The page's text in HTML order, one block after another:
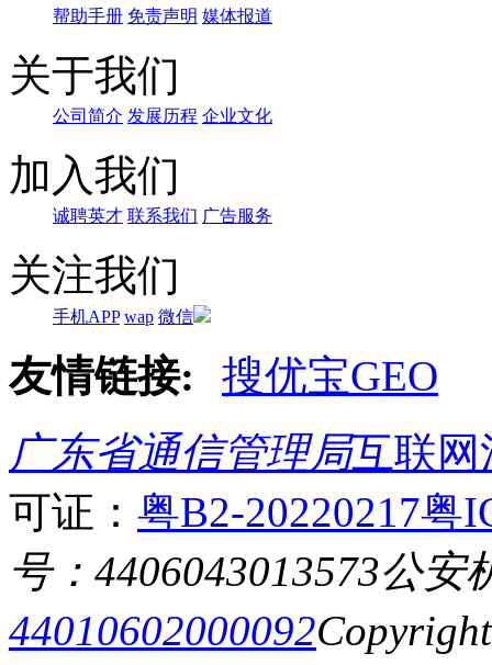
帮助手册 免责声明 媒体报道
关于我们
公司简介 发展历程 企业文化
加入我们
诚聘英才 联系我们 广告服务
关注我们
手机APP wap 微信
友情链接:
搜优宝GEO
广东省通信管理局互联网
可证： 粤B2-20220217粤
号：4406043013573公安
44010602000092